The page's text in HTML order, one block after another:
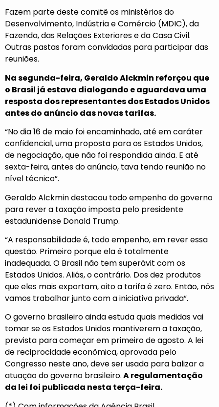
Fazem parte deste comitê os ministérios do
Desenvolvimento, Indústria e Comércio (MDIC), da
Fazenda, das Relações Exteriores e da Casa Civil.
Outras pastas foram convidadas para participar das
reuniões.
Na segunda-feira, Geraldo Alckmin reforçou que
o Brasil já estava dialogando e aguardava uma
resposta dos representantes dos Estados Unidos
antes do anúncio das novas tarifas.
“No dia 16 de maio foi encaminhado, até em caráter
confidencial, uma proposta para os Estados Unidos,
de negociação, que não foi respondida ainda. E até
sexta-feira, antes do anúncio, tava tendo reunião no
nível técnico”.
Geraldo Alckmin destacou todo empenho do governo
para rever a taxação imposta pelo presidente
estadunidense Donald Trump.
“A responsabilidade é, todo empenho, em rever essa
questão. Primeiro porque ela é totalmente
inadequada. O Brasil não tem superávit com os
Estados Unidos. Aliás, o contrário. Dos dez produtos
que eles mais exportam, oito a tarifa é zero. Então, nós
vamos trabalhar junto com a iniciativa privada”.
O governo brasileiro ainda estuda quais medidas vai
tomar se os Estados Unidos mantiverem a taxação,
prevista para começar em primeiro de agosto. A lei
de reciprocidade econômica, aprovada pelo
Congresso neste ano, deve ser usada para balizar a
atuação do governo brasileiro.A regulamentação
da lei foi publicada nesta terça-feira.